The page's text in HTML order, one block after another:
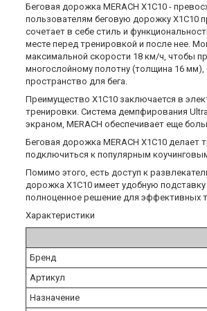
Беговая дорожка MERACH X1C10 -
пользователям беговую дорожку X1C10
сочетает в себе стиль и
месте перед тренировкой и после нее.
максимальной скорости 18 км/ч, чтобы
многослойному полотну (толщина 16
пространство для бега.
Преимущество X1C10 заключается в
тренировки. Система демпфирования
экраном, MERACH обеспечивает еще
Беговая дорожка MERACH X1C10
подключиться к популярным коучинговым
Помимо этого, есть доступ к
дорожка X1C10 имеет удобную
полноценное решение для эффективных
Характеристики
Бренд
Артикул
Назначение